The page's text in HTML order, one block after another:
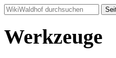
Werkzeuge